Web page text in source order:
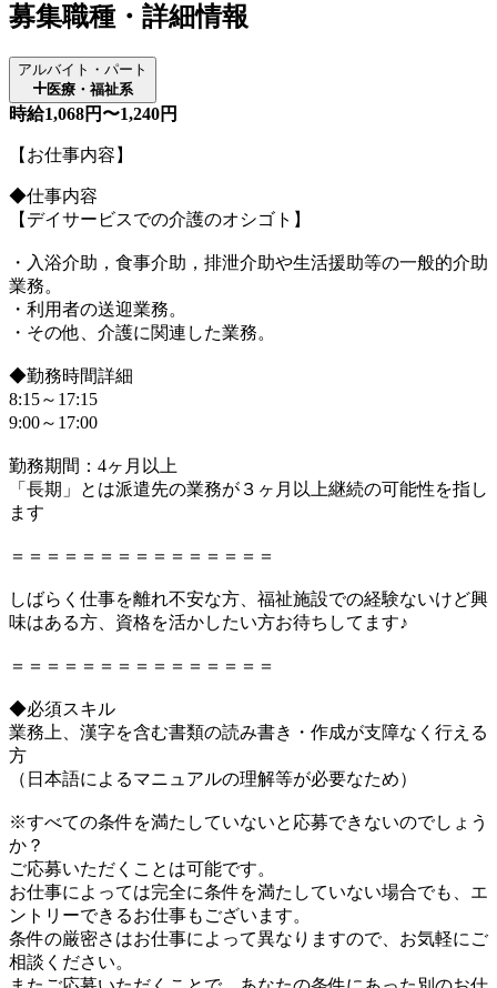
募集職種・詳細情報
アルバイト・パート
医療・福祉系
時給1,068円〜1,240円
【お仕事内容】
◆仕事内容
【デイサービスでの介護のオシゴト】
・入浴介助，食事介助，排泄介助や生活援助等の一般的介助
業務。
・利用者の送迎業務。
・その他、介護に関連した業務。
◆勤務時間詳細
8:15～17:15
9:00～17:00
勤務期間：4ヶ月以上
「長期」とは派遣先の業務が３ヶ月以上継続の可能性を指し
ます
＝＝＝＝＝＝＝＝＝＝＝＝＝＝＝
しばらく仕事を離れ不安な方、福祉施設での経験ないけど興
味はある方、資格を活かしたい方お待ちしてます♪
＝＝＝＝＝＝＝＝＝＝＝＝＝＝＝
◆必須スキル
業務上、漢字を含む書類の読み書き・作成が支障なく行える
方
（日本語によるマニュアルの理解等が必要なため）
※すべての条件を満たしていないと応募できないのでしょう
か？
ご応募いただくことは可能です。
お仕事によっては完全に条件を満たしていない場合でも、エ
ントリーできるお仕事もございます。
条件の厳密さはお仕事によって異なりますので、お気軽にご
相談ください。